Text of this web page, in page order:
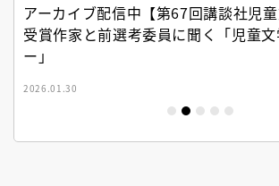
アーカイブ配信中【第67回講談社児童
受賞作家と前選考委員に聞く「児童
ー」
2026.01.30